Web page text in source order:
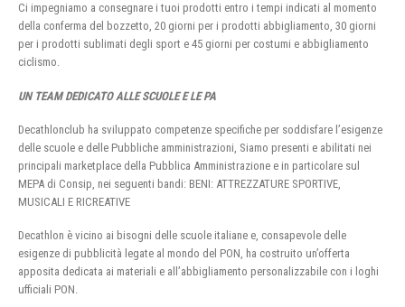
Ci impegniamo a consegnare i tuoi prodotti entro i tempi indicati al momento
della conferma del bozzetto, 20 giorni per i prodotti abbigliamento, 30 giorni
per i prodotti sublimati degli sport e 45 giorni per costumi e abbigliamento
ciclismo.
UN TEAM DEDICATO ALLE SCUOLE E LE PA
Decathlonclub ha sviluppato competenze specifiche per soddisfare l’esigenze
delle scuole e delle Pubbliche amministrazioni, Siamo presenti e abilitati nei
principali marketplace della Pubblica Amministrazione e in particolare sul
MEPA di Consip, nei seguenti bandi: BENI: ATTREZZATURE SPORTIVE,
MUSICALI E RICREATIVE
Decathlon è vicino ai bisogni delle scuole italiane e, consapevole delle
esigenze di pubblicità legate al mondo del PON, ha costruito un’offerta
apposita dedicata ai materiali e all’abbigliamento personalizzabile con i loghi
ufficiali PON.